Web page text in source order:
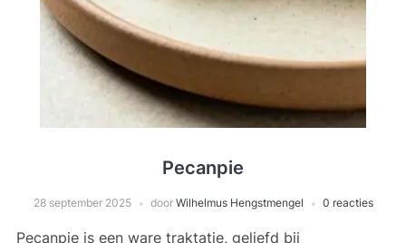
Pecanpie
28 september 2025 door Wilhelmus Hengstmengel 0 reacties
Pecanpie is een ware traktatie, geliefd bij